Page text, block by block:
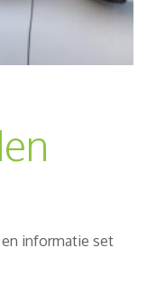
informatie set